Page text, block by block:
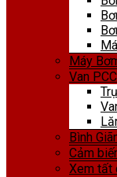
Máy
Van
Bình
Cảm
Xem tất